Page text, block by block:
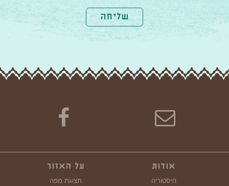
שליחה
אודות
היסטוריה
על האזור
תצוגת מפה